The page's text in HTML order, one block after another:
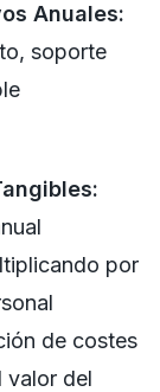
Anuales:
soporte
por
de costes
valor del